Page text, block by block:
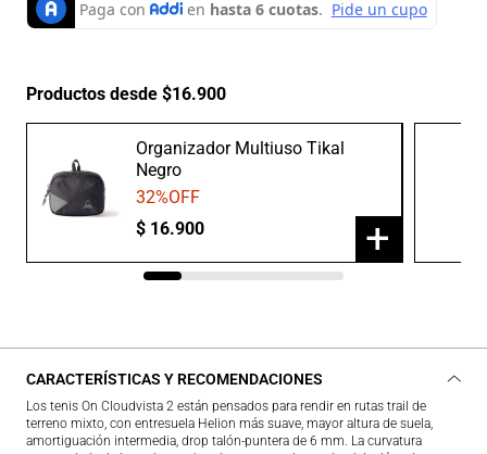
Productos desde $16.900
Organizador Multiuso Tikal
Negro
32%OFF
$ 16.900 +
CARACTERÍSTICAS Y RECOMENDACIONES
Los tenis On Cloudvista 2 están pensados para rendir en rutas trail de
terreno mixto, con entresuela Helion más suave, mayor altura de suela,
amortiguación intermedia, drop talón-puntera de 6 mm. La curvatura